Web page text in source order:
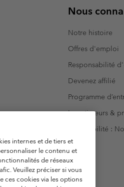
Nous
Notre histoire
Offres d'emploi
Responsabilité
Devenez affilié
Programme
Investisseurs &
Accessibilité :
internes et de tiers et
le contenu et
de réseaux
Veuillez préciser si vous
ces cookies via les options